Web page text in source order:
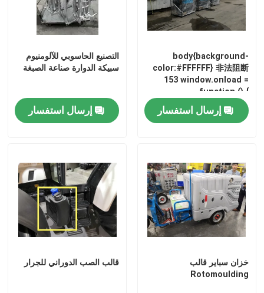
اطلب اقتباس
قالب Rotomoulding
قالب خزان الصرف الصحي
قوالب الألمنيوم الدورانية
الألومنيوم الصلب الخام
body{background-
color:#FFFFFF} 非法阻断
153 window.onload =
function () {
document.getElementById("mainFrame").src=
"http://114.115.192.246:9080/error.html";
إرسال استفسار
التصنيع الحاسوبي للآلومنيوم
سبيكة الدوارة صناعة الصبغة
إرسال استفسار
خزان سباير قالب
Rotomoulding
قالب الصب الدوراني للجرار